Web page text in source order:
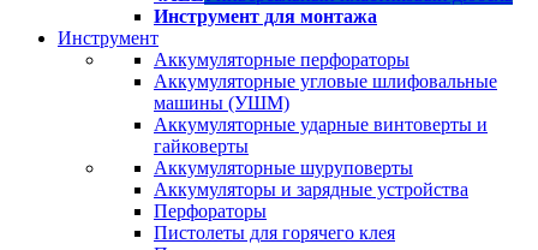
Инструмент для монтажа
Инструмент
Аккумуляторные перфораторы
Аккумуляторные угловые шлифовальные
машины (УШМ)
Аккумуляторные ударные винтоверты и
гайковерты
Аккумуляторные шуруповерты
Аккумуляторы и зарядные устройства
Перфораторы
Пистолеты для горячего клея